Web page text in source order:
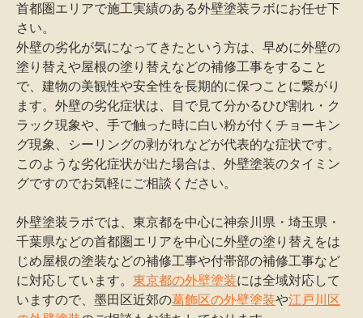
首都圏エリアで施工実績のある外壁塗装ラボにお任せ下
さい。
外壁の劣化が気になってきたという方は、早めに外壁の
塗り替えや屋根の塗り替えなどの補修工事をすること
で、建物の美観性や安全性を長期的に保つことに繋がり
ます。外壁の劣化症状は、目で見て分かるひび割れ・ク
ラック現象や、手で触った時に白い粉が付くチョーキン
グ現象、シーリングの剥がれなどが代表的な症状です。
このような劣化症状が出た場合は、外壁塗装のタイミン
グですのでお気軽にご相談ください。
外壁塗装ラボでは、東京都を中心に神奈川県・埼玉県・
千葉県などの首都圏エリアを中心に外壁の塗り替えをは
じめ屋根の塗装などの補修工事や付帯部の補修工事など
に対応しています。 東京都の外壁塗装には全域対応して
いますので、墨田区近郊の葛飾区の外壁塗装や江戸川区